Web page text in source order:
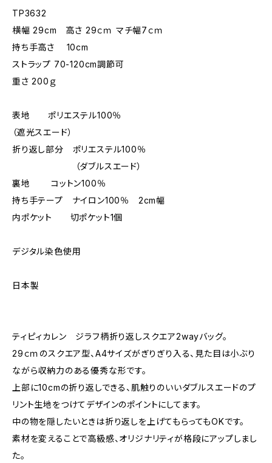
TP3632
横幅 29cm 高さ 29ｃｍ マチ幅7ｃｍ
持ち手高さ 10cm
ストラップ 70-120cm調節可
重さ 200ｇ
表地 ポリエステル100％
（遮光スエード）
折り返し部分 ポリエステル100％
（ダブルスエード）
裏地 コットン100％
持ち手テープ ナイロン100％ 2cm幅
内ポケット 切ポケット1個
デジタル染色使用
日本製
ティピィカレン ジラフ柄折り返しスクエア2wayバッグ。
29ｃｍのスクエア型、A4サイズがぎりぎり入る、見た目は小ぶり
ながら収納力のある優秀な形です。
上部に10cmの折り返しできる、肌触りのいいダブルスエードのプ
リント生地をつけてデザインのポイントにしてます。
中の物を隠したいときは折り返しを上げてもらってもOKです。
素材を変えることで高級感、オリジナリティが格段にアップしまし
た。